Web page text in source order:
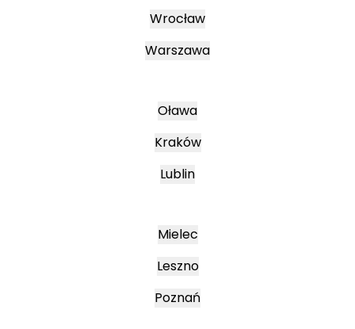
Wrocław
Warszawa
Oława
Kraków
Lublin
Mielec
Leszno
Poznań